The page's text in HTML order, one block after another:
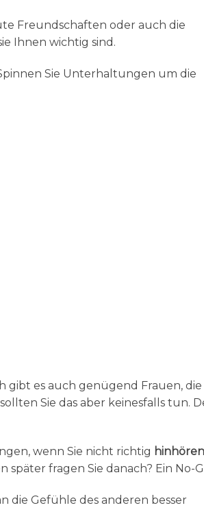
Freundschaften oder auch die
Ihnen wichtig sind.
Sie Unterhaltungen um die
gibt es auch genügend Frauen, die
Sie das aber keinesfalls tun.
wenn Sie nicht richtig hinhören
fragen Sie danach? Ein No-
die Gefühle des anderen besser